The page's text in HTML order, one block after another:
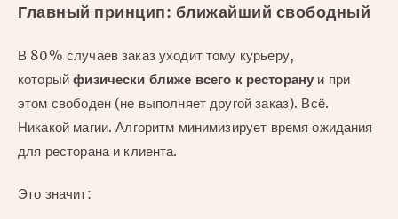
Главный принцип: ближайший свободный
В 80% случаев заказ уходит тому курьеру,
которыйфизически ближе всего к ресторану и при
этом свободен (не выполняет другой заказ). Всё.
Никакой магии. Алгоритм минимизирует время ожидания
для ресторана и клиента.
Это значит: